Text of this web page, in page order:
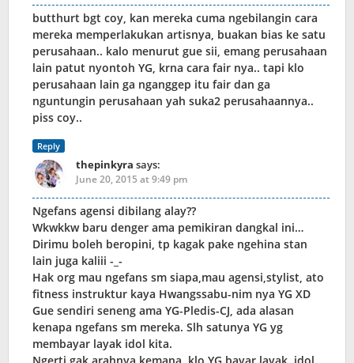
butthurt bgt coy, kan mereka cuma ngebilangin cara
mereka memperlakukan artisnya, buakan bias ke satu
perusahaan.. kalo menurut gue sii, emang perusahaan
lain patut nyontoh YG, krna cara fair nya.. tapi klo
perusahaan lain ga nganggep itu fair dan ga
nguntungin perusahaan yah suka2 perusahaannya..
piss coy..
Reply
thepinkyra says:
June 20, 2015 at 9:49 pm
Ngefans agensi dibilang alay??
Wkwkkw baru denger ama pemikiran dangkal ini…
Dirimu boleh beropini, tp kagak pake ngehina stan
lain juga kaliii -_-
Hak org mau ngefans sm siapa,mau agensi,stylist, ato
fitness instruktur kaya Hwangssabu-nim nya YG XD
Gue sendiri seneng ama YG-Pledis-CJ, ada alasan
kenapa ngefans sm mereka. Slh satunya YG yg
membayar layak idol kita.